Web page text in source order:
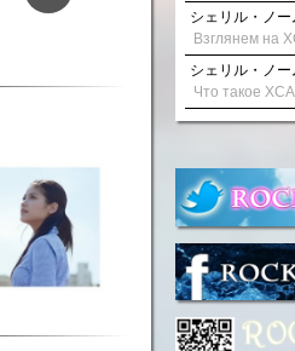
シェリル・ノ
シェリル・ノ